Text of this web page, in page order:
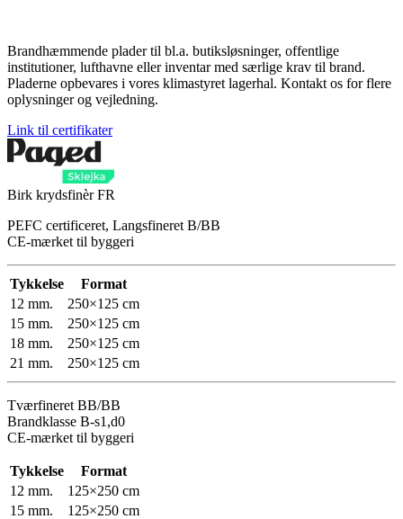
Brandhæmmende plader til bl.a. butiksløsninger, offentlige
institutioner, lufthavne eller inventar med særlige krav til brand.
Pladerne opbevares i vores klimastyret lagerhal. Kontakt os for flere
oplysninger og vejledning.
Link til certifikater
Birk krydsfinèr FR
PEFC certificeret, Langsfineret B/BB
CE-mærket til byggeri
Tykkelse
Format
12 mm.
250×125 cm
15 mm.
250×125 cm
18 mm.
250×125 cm
21 mm.
250×125 cm
Tværfineret BB/BB
Brandklasse B-s1,d0
CE-mærket til byggeri
Tykkelse
Format
12 mm.
125×250 cm
15 mm.
125×250 cm